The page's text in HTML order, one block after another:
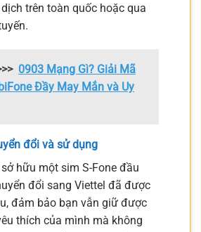
trên toàn quốc hoặc qua
0903 Mạng Gì? Giải Mã
Đầy May Mắn và Uy
đổi và sử dụng
hữu một sim S-Fone đầu
đổi sang Viettel đã được
đảm bảo bạn vẫn giữ được
thích của mình mà không